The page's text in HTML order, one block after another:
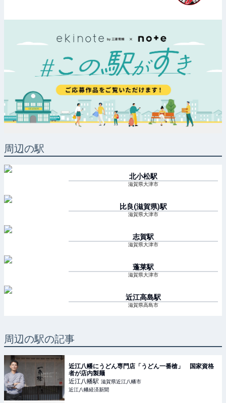
周辺の駅
北小松駅
滋賀県大津市
比良(滋賀県)駅
滋賀県大津市
志賀駅
滋賀県大津市
蓬莱駅
滋賀県大津市
近江高島駅
滋賀県高島市
周辺の駅の記事
近江八幡にうどん専門店「うどん一番槍」 国家資格
者が店内製麺
近江八幡駅 滋賀県近江八幡市
近江八幡経済新聞